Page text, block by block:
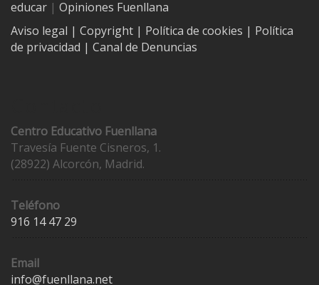
educar | Opiniones Fuenllana
Aviso legal | Copyright | Política de cookies | Política
de privacidad | Canal de Denuncias
Centro Educativo Fuenllana
Travesía Fuente Cisneros, 1.
(28922) Alcorcón, Madrid.
Teléfono
916 14 47 29
Email
info@fuenllana.net